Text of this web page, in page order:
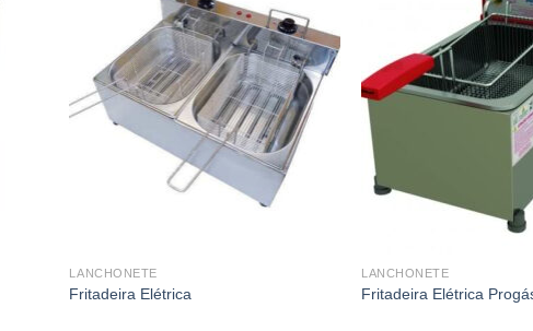
LANCHONETE
Fritadeira Elétrica
LANCHONETE
Fritadeira Elétrica